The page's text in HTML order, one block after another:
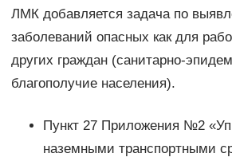
ЛМК добавляется задача по
заболеваний опасных как для
других граждан (санитарно-
благополучие населения).
Пункт 27 Приложения №2
наземными транспортными